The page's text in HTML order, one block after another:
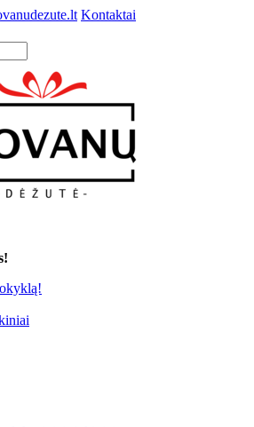
Kontaktai